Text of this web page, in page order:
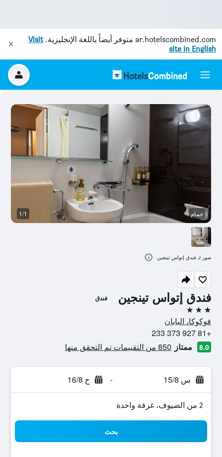
ar.hotelscombined.com متوفر أيضاً باللغة الإنجليزية.Visit
site in English
فندق إتواس تينجين فندق
3 نجوم
فوكوكا، اليابان
+81 927 373 233
8.0 ممتاز 850 من التقييمات تم التحقق منها
س 15/8 - ح 16/8
2 من الضيوف، غرفة واحدة
بحث
حمام 1/1
صور لـ فندق إتواس تينجين